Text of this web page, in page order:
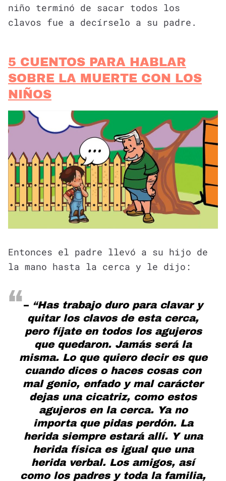
niño terminó de sacar todos los
clavos fue a decírselo a su padre.
5 CUENTOS PARA HABLAR
SOBRE LA MUERTE CON LOS
NIÑOS
Entonces el padre llevó a su hijo de
la mano hasta la cerca y le dijo:
–“Has trabajo duro para clavar y
quitar los clavos de esta cerca,
pero fíjate en todos los agujeros
que quedaron. Jamás será la
misma. Lo que quiero decir es que
cuando dices o haces cosas con
mal genio, enfado y mal carácter
dejas una cicatriz, como estos
agujeros en la cerca. Ya no
importa que pidas perdón. La
herida siempre estará allí. Y una
herida física es igual que una
herida verbal. Los amigos, así
como los padres y toda la familia,